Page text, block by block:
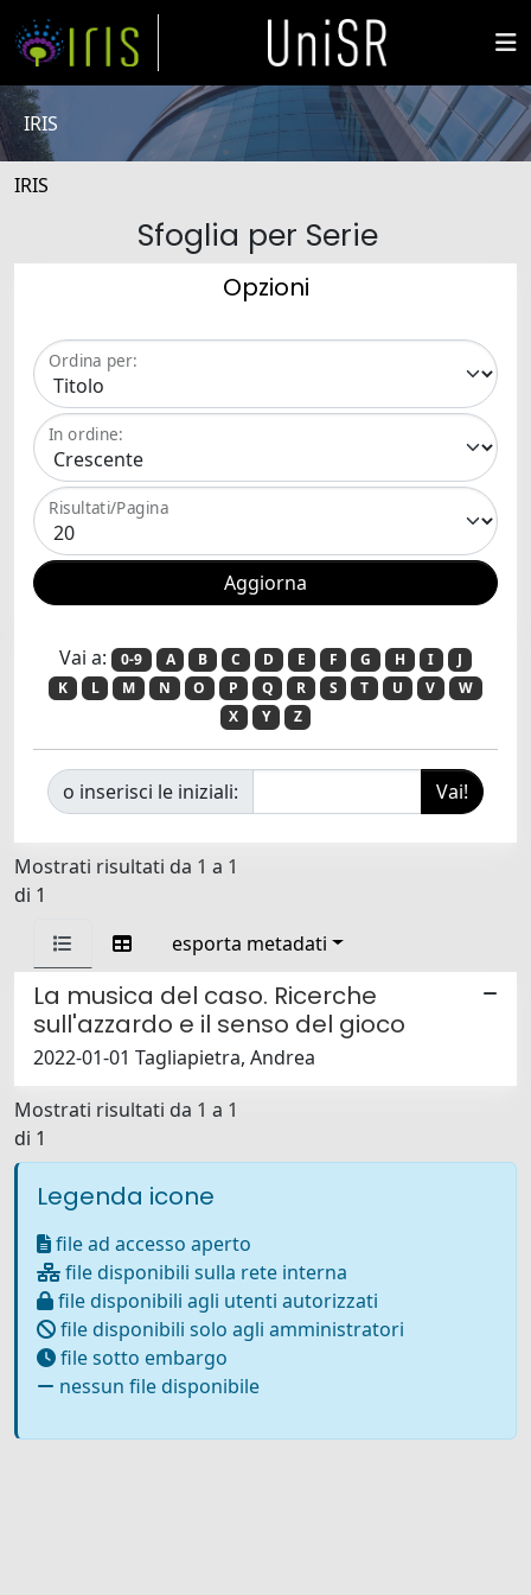
IRIS
IRIS
Sfoglia per Serie
Opzioni
Ordina per:
In ordine:
Risultati/Pagina
Vai a: 0-9 A B C D E F G H I
J
K
L M N O P Q R S T U V
W
X
Y Z
o inserisci le iniziali:
Mostrati risultati da 1 a 1
di 1
esporta metadati
La musica del caso. Ricerche
sull'azzardo e il senso del gioco
2022-01-01 Tagliapietra, Andrea
Mostrati risultati da 1 a 1
di 1
Legenda icone
file ad accesso aperto
file disponibili sulla rete interna
file disponibili agli utenti autorizzati
file disponibili solo agli amministratori
file sotto embargo
nessun file disponibile